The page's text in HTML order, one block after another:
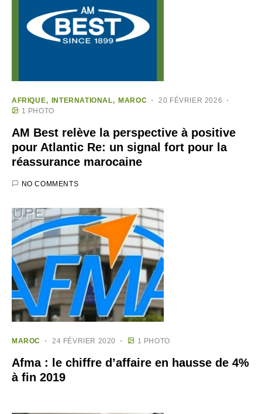
AFRIQUE INTERNATIONAL MAROC
20 FÉVRIER 2026
1 PHOTO
AM Best relève la perspective à positive
pour Atlantic Re: un signal fort pour la
réassurance marocaine
NO COMMENTS
MAROC 24 FÉVRIER 2020 1 PHOTO
Afma : le chiffre d’affaire en hausse de 4%
à fin 2019